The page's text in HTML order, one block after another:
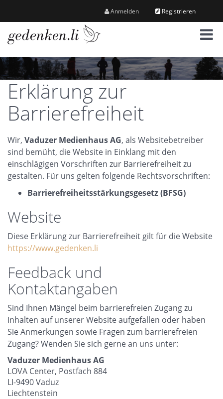
Anmelden Registrieren
M
e
n
ü
Erklärung zur
Barrierefreiheit
Wir, Vaduzer Medienhaus AG, als Websitebetreiber
sind bemüht, die Website in Einklang mit den
einschlägigen Vorschriften zur Barrierefreiheit zu
gestalten. Für uns gelten folgende Rechtsvorschriften:
Barrierefreiheitsstärkungsgesetz (BFSG)
Website
Diese Erklärung zur Barrierefreiheit gilt für die Website
https://www.gedenken.li
Feedback und
Kontaktangaben
Sind Ihnen Mängel beim barrierefreien Zugang zu
Inhalten auf unserer Website aufgefallen oder haben
Sie Anmerkungen sowie Fragen zum barrierefreien
Zugang? Wenden Sie sich gerne an uns unter:
Vaduzer Medienhaus AG
LOVA Center, Postfach 884
LI-9490 Vaduz
Liechtenstein